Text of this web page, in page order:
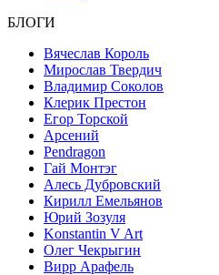
БЛОГИ
Вячеслав Король
Мирослав Твердич
Владимир Соколов
Клерик Престон
Егор Topской
Арсений
Pendragon
Гай Монтэг
Алесь Дубровский
Кирилл Емельянов
Юрий Зозуля
Konstantin V Art
Олег Чекрыгин
Вирр Арафель